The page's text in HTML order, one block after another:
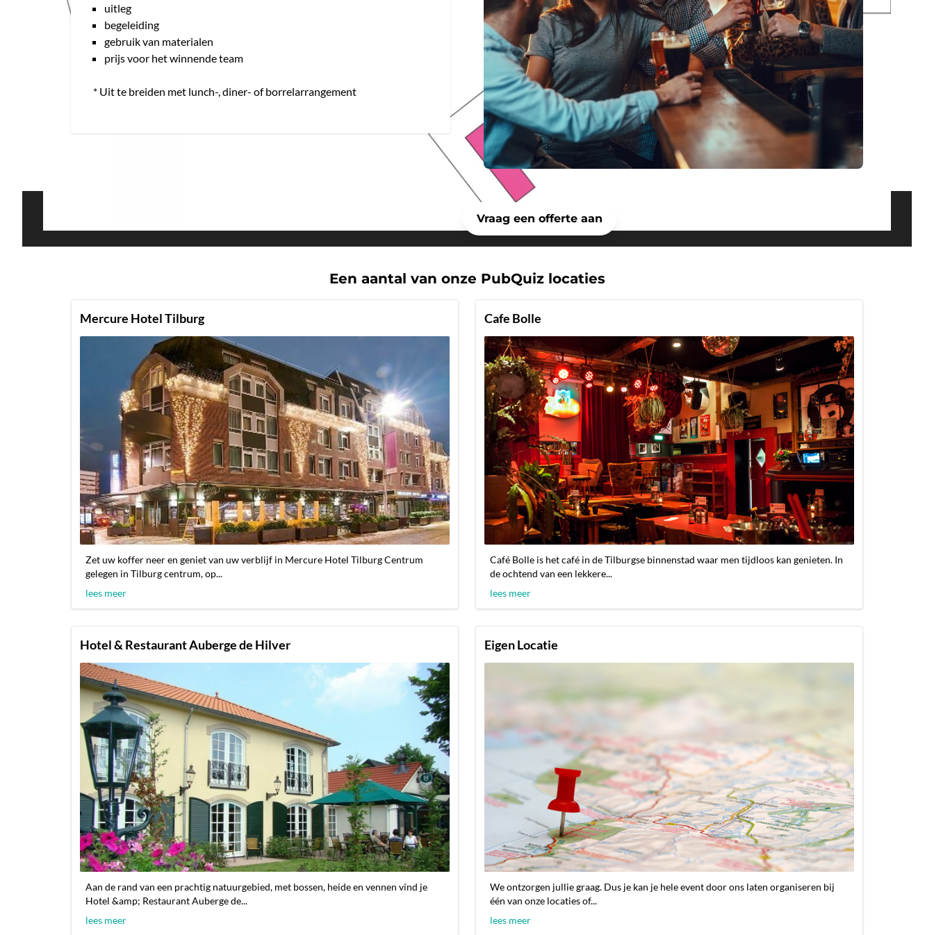
uitleg
begeleiding
gebruik van materialen
prijs voor het winnende team
* Uit te breiden met lunch-, diner- of borrelarrangement
Vraag een offerte aan
Een aantal van onze PubQuiz locaties
Mercure Hotel Tilburg
Zet uw koffer neer en geniet van uw verblijf in Mercure Hotel Tilburg Centrum
gelegen in Tilburg centrum, op...
lees meer
Cafe Bolle
Café Bolle is het café in de Tilburgse binnenstad waar men tijdloos kan genieten. In
de ochtend van een lekkere...
lees meer
Hotel & Restaurant Auberge de Hilver
Aan de rand van een prachtig natuurgebied, met bossen, heide en vennen vind je
Hotel &amp; Restaurant Auberge de...
lees meer
Eigen Locatie
We ontzorgen jullie graag. Dus je kan je hele event door ons laten organiseren bij
één van onze locaties of...
lees meer